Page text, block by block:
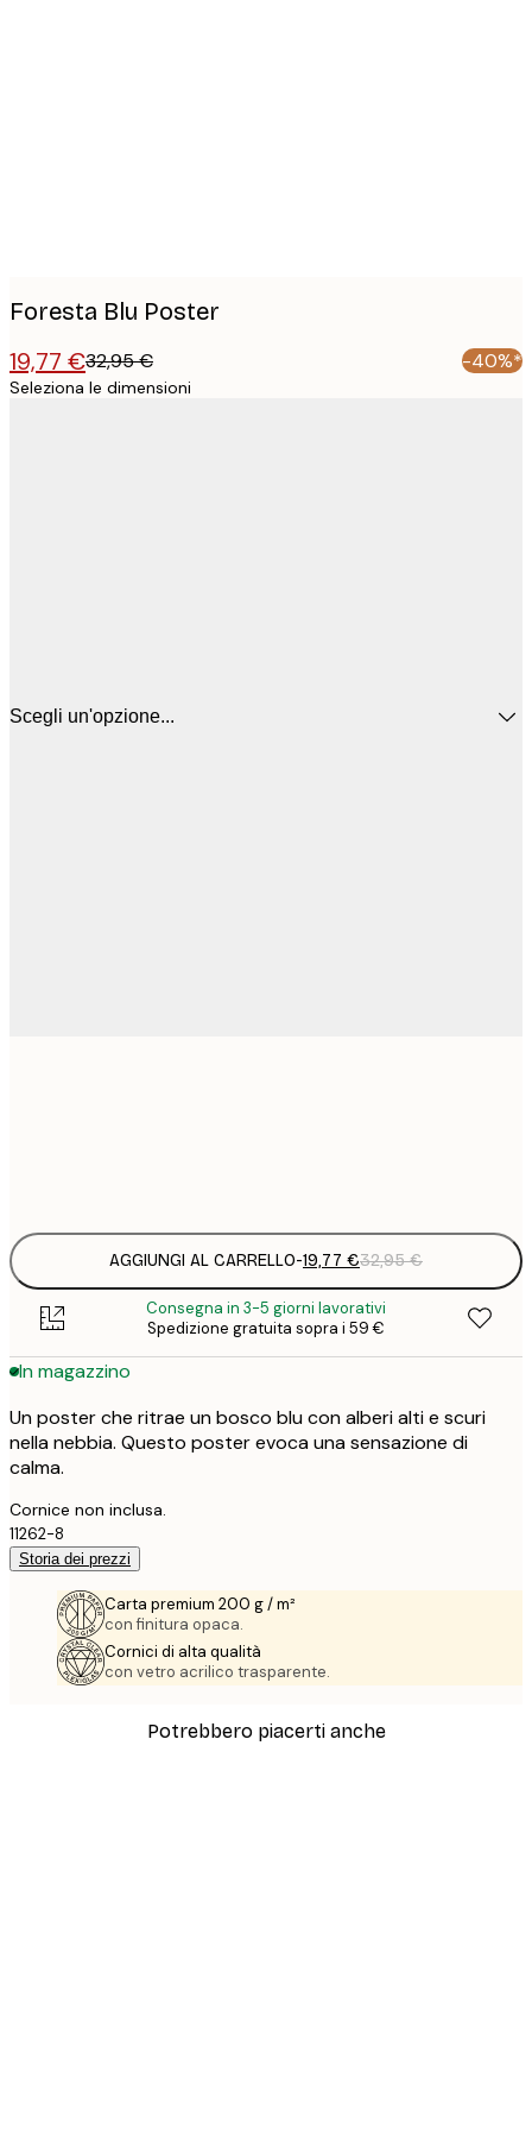
Foresta Blu Poster
19,77 €32,95 € -40%*
Seleziona le dimensioni
Scegli un'opzione...
AGGIUNGI AL CARRELLO-19,77 €32,95 €
Consegna in 3-5 giorni lavorativi
Spedizione gratuita sopra i 59 €
In magazzino
Un poster che ritrae un bosco blu con alberi alti e scuri
nella nebbia. Questo poster evoca una sensazione di
calma.
Cornice non inclusa.
11262-8
Storia dei prezzi
Carta premium 200 g / m²
con finitura opaca.
Cornici di alta qualità
con vetro acrilico trasparente.
Potrebbero piacerti anche